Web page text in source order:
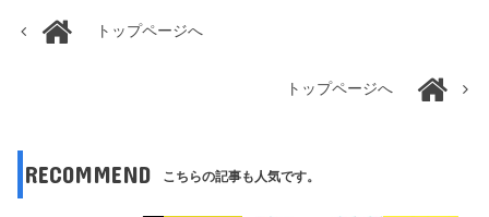
トップページへ
トップページへ
RECOMMEND こちらの記事も人気です。